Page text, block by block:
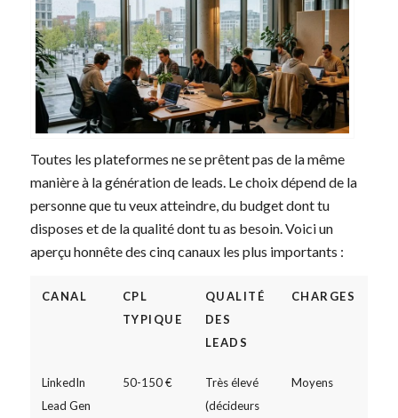
Toutes les plateformes ne se prêtent pas de la même
manière à la génération de leads. Le choix dépend de la
personne que tu veux atteindre, du budget dont tu
disposes et de la qualité dont tu as besoin. Voici un
aperçu honnête des cinq canaux les plus importants :
CANAL
CPL
TYPIQUE
QUALITÉ
DES
LEADS
CHARGES
LinkedIn
Lead Gen
50-150 €
Très élevé
(décideurs
Moyens